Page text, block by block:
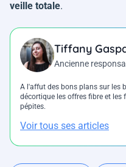
veille totale.
Tiffany
Ancienne
A l'affut des bons plans sur les
décortique les offres fibre et les
pépites.
Voir tous ses articles